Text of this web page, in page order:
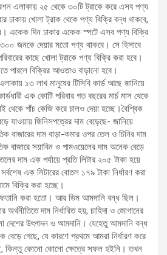
এলাকায় ২৫ থেকে ৩০টি ট্রাকে করে এসব পণ্য
ঢাকায় খোলা ট্রাক থেকে পণ্য বিক্রি বন্ধ থাকবে,
একেক দিন ঢাকার একেক স্পটে এসব পণ্য বিক্রি
জনকে দেয়ার মতো পণ্য থাকবে। সে হিসাবে
কাছে খোলা ট্রাকে পণ্য বিক্রি করা হবে।
পারলে বিক্রির আওতাও বাড়ানো হবে।
১৩ লাখ মানুষের টিসিবি কার্ড আছে জানিয়ে
এক কোটি পরিবার গত বছরের মার্চ মাস থেকে
থেকে পাঁচ কেজি করে চালও দেয়া হচ্ছে।বৈশ্বিক
যাওয়ায় জিনিসপত্রের দাম বেড়েছে- জানিয়ে
বাজারের দাম বাড়া-কমার ওপর তেল ও চিনির দাম
বাজারে সয়াবিন ও পামওয়েলের দাম অনেক বেড়ে
দাম এক পর্যায়ে প্রতি লিটার ২০৫ টাকা হয়ে
এক লিটারের বোতল ১৭৯ টাকা নির্ধারণ করা
বিক্রি করা হচ্ছে।
করা হতো। আর ডিম আমদানি বন্ধ ছিল।
দাম নির্ধারিত হয়, চাহিদা ও জোগানের
দেশের উৎপাদন ও আমদানি। যেহেতু আমদানি বন্ধ
গেছে, যে কারণে প্রথমে আমরা নির্ধারণ করে
কিন্তু কোনো কোনো ক্ষেত্রে সফল হইনি। তখন